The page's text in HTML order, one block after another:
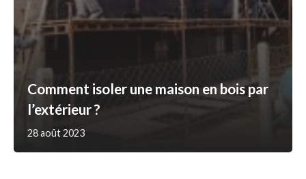
Comment isoler une maison en bois par
l’extérieur ?
28 août 2023